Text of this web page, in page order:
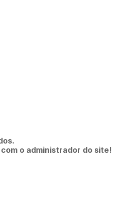
o administrador do site!